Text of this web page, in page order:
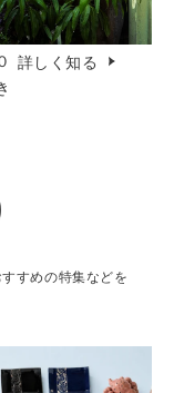
詳しく知る
すめの特集などを